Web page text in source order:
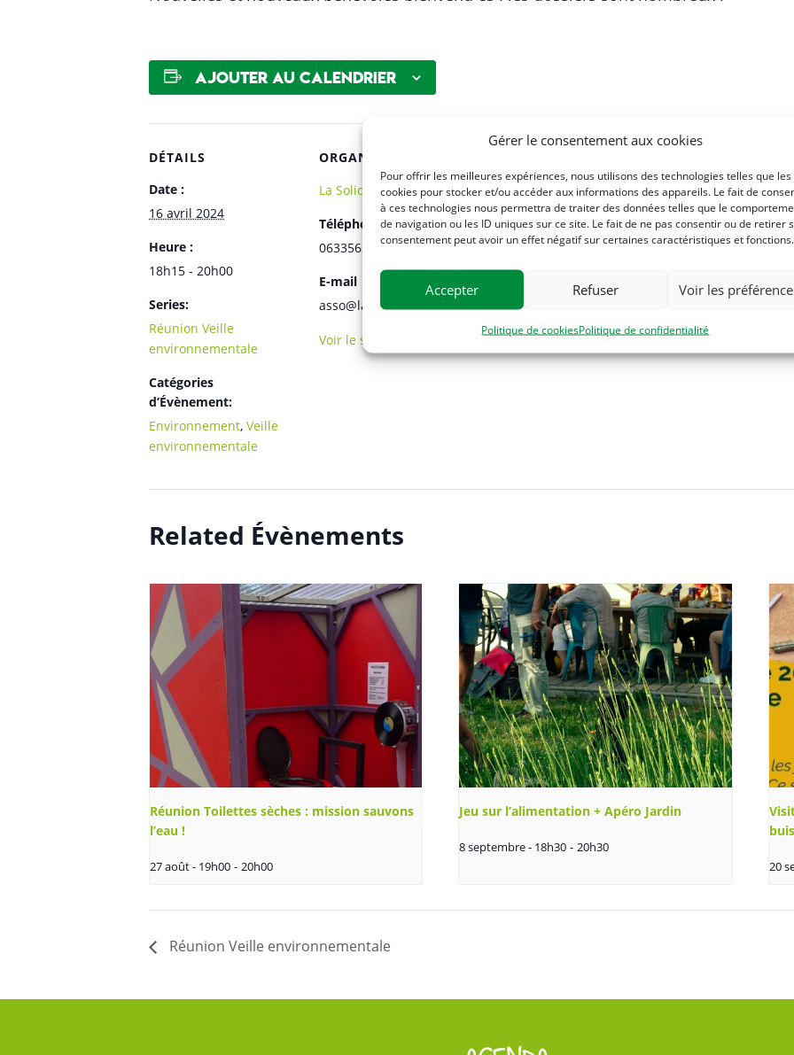
Gérer le consentement aux cookies
Pour offrir les meilleures expériences, nous utilisons des technologies telles que les
cookies pour stocker et/ou accéder aux informations des appareils. Le fait de
à ces technologies nous permettra de traiter des données telles que le
de navigation ou les ID uniques sur ce site. Le fait de ne pas consentir ou de retirer
consentement peut avoir un effet négatif sur certaines caractéristiques et fonctions.
Accepter Refuser Voir les
Politique de cookiesPolitique de confidentialité
Ajouter au calendrier
DÉTAILS
Date :
16 avril 2024
Heure :
18h15 - 20h00
Series:
Réunion Veille
environnementale
Catégories
d’Évènement:
Environnement, Veille
environnementale
ORGANISATEUR
La Solid’
Téléphone
0633562056
E-mail
asso@lasolid.fr
Voir le site Organisateur
Related Évènements
Réunion Toilettes sèches : mission sauvons
l’eau !
27 août - 19h00 - 20h00
Jeu sur l’alimentation + Apéro Jardin
8 septembre - 18h30 - 20h30
20
Réunion Veille environnementale